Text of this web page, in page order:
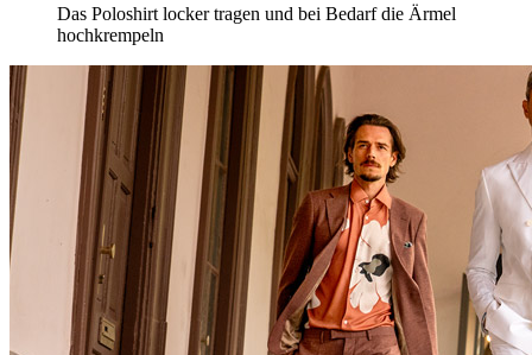
Das Poloshirt locker tragen und bei Bedarf die Ärmel
hochkrempeln